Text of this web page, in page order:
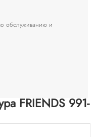
обслуживанию и
FRIENDS 991-